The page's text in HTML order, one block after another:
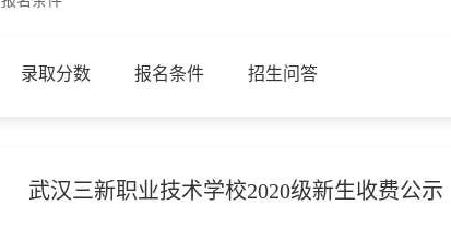
录取分数 报名条件 招生问答
武汉三新职业技术学校2020级新生收费公示